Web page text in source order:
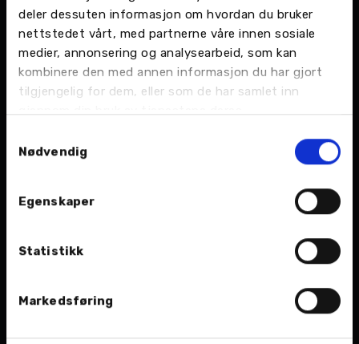
deler dessuten informasjon om hvordan du bruker
nettstedet vårt, med partnerne våre innen sosiale
medier, annonsering og analysearbeid, som kan
kombinere den med annen informasjon du har gjort
tilgjengelig for dem, eller som de har samlet inn
gjennom din bruk av tjenestene deres.
Nødvendig
Egenskaper
Statistikk
Markedsføring
For å trives i denne jobben er det nok greit å ha
en litt i overkant sans for orden og system:
– Når jeg drar hjem for dagen må jeg vite at alt
som sto på lista er krysset ut.